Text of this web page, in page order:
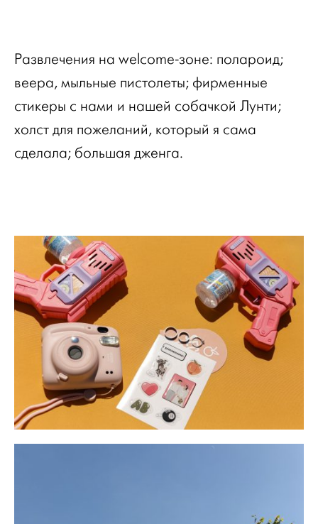
Развлечения на welcome-зоне: полароид;
веера, мыльные пистолеты; фирменные
стикеры с нами и нашей собачкой Лунти;
холст для пожеланий, который я сама
сделала; большая дженга.